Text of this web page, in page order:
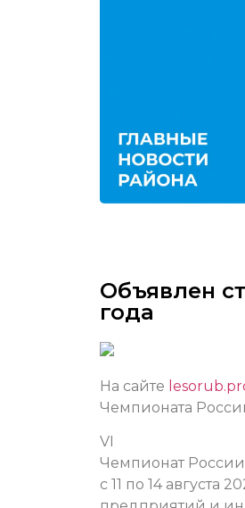
Объявлен
года
На сайте
Чемпионата
VI
Чемпионат России
с 11 по 14 августа